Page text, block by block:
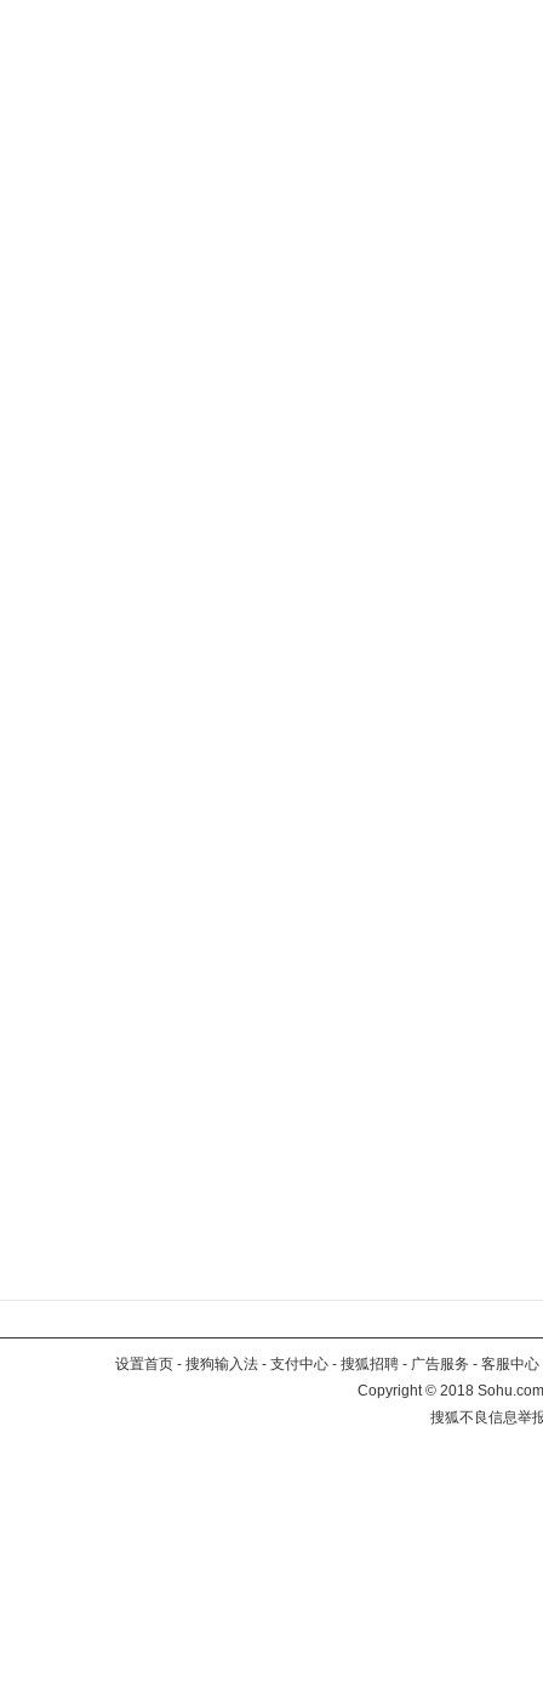
设置首页 - 搜狗输入法 - 支付中心 - 搜狐招聘 - 广告服务 - 客服中心
Copyright©2018
搜狐不良信息举